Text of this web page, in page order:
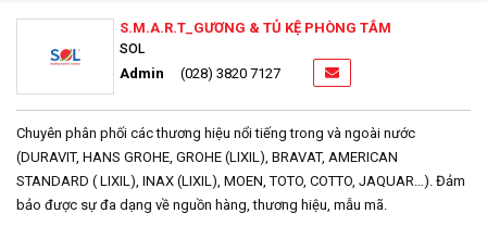
S.M.A.R.T_GƯƠNG & TỦ KỆ PHÒNG TẮM
SOL
Admin (028) 3820 7127
Chuyên phân phối các thương hiệu nổi tiếng trong và ngoài nước
(DURAVIT, HANS GROHE, GROHE (LIXIL), BRAVAT, AMERICAN
STANDARD ( LIXIL), INAX (LIXIL), MOEN, TOTO, COTTO, JAQUAR…). Đảm
bảo được sự đa dạng về nguồn hàng, thương hiệu, mẫu mã.